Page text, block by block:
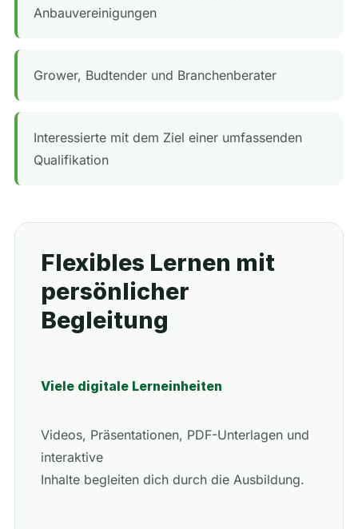
Anbauvereinigungen
Grower, Budtender und Branchenberater
Interessierte mit dem Ziel einer umfassenden
Qualifikation
Flexibles Lernen mit
persönlicher
Begleitung
Viele digitale Lerneinheiten
Videos, Präsentationen, PDF-Unterlagen und
interaktive
Inhalte begleiten dich durch die Ausbildung.